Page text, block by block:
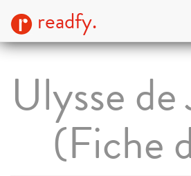
readfy.
Ulysse
(Fiche